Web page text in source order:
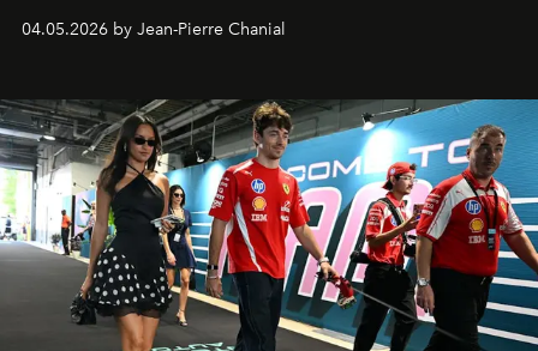
04.05.2026 by Jean-Pierre Chanial